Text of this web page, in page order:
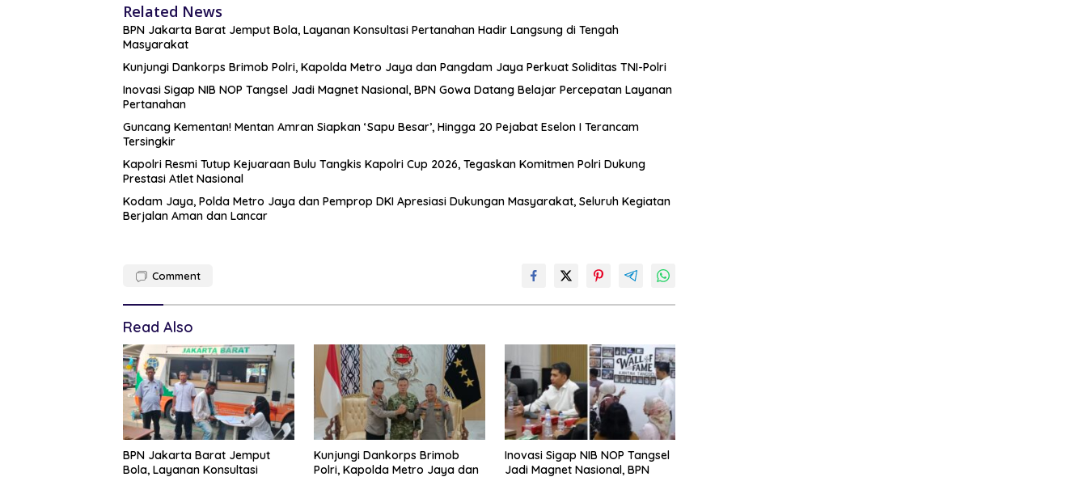
Related News
BPN Jakarta Barat Jemput Bola, Layanan Konsultasi Pertanahan Hadir Langsung di Tengah
Masyarakat
Kunjungi Dankorps Brimob Polri, Kapolda Metro Jaya dan Pangdam Jaya Perkuat Soliditas TNI-Polri
Inovasi Sigap NIB NOP Tangsel Jadi Magnet Nasional, BPN Gowa Datang Belajar Percepatan Layanan
Pertanahan
Guncang Kementan! Mentan Amran Siapkan ‘Sapu Besar’, Hingga 20 Pejabat Eselon I Terancam
Tersingkir
Kapolri Resmi Tutup Kejuaraan Bulu Tangkis Kapolri Cup 2026, Tegaskan Komitmen Polri Dukung
Prestasi Atlet Nasional
Kodam Jaya, Polda Metro Jaya dan Pemprop DKI Apresiasi Dukungan Masyarakat, Seluruh Kegiatan
Berjalan Aman dan Lancar
Comment
Read Also
BPN Jakarta Barat Jemput
Bola, Layanan Konsultasi
Kunjungi Dankorps Brimob
Polri, Kapolda Metro Jaya dan
Inovasi Sigap NIB NOP Tangsel
Jadi Magnet Nasional, BPN